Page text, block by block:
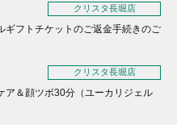
クリスタ長堀店
ギフトチケットのご返金手続きのご
クリスタ長堀店
ア＆顔ツボ30分（ユーカリジェル